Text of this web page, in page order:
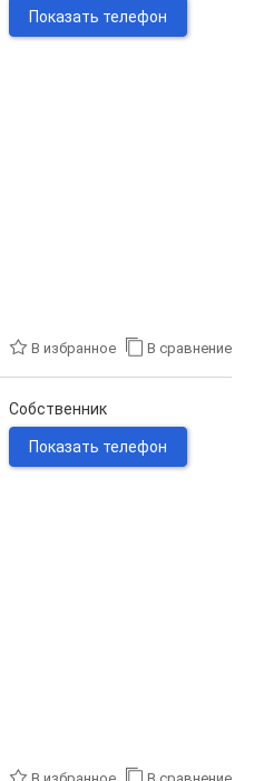
Показать телефон
В избранное В сравнение
Собственник
Показать телефон